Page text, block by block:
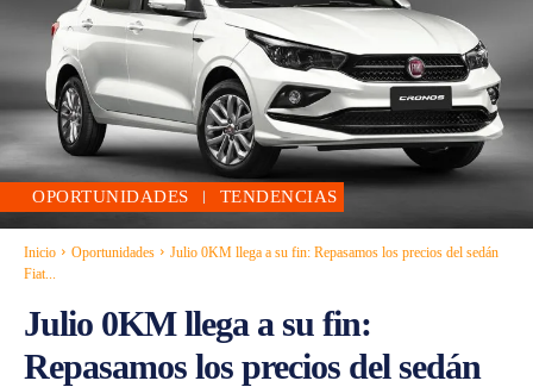
OPORTUNIDADES TENDENCIAS
Inicio Oportunidades
Julio 0KM llega a su fin: Repasamos los precios del sedán
Fiat...
Julio 0KM llega a su fin:
Repasamos los precios del sedán